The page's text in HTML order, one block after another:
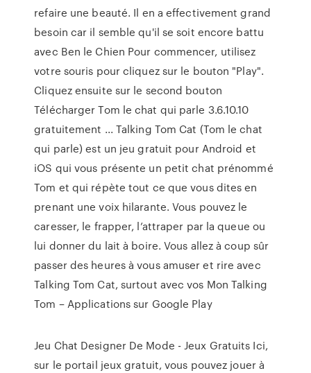
refaire une beauté. Il en a effectivement grand
besoin car il semble qu'il se soit encore battu
avec Ben le Chien Pour commencer, utilisez
votre souris pour cliquez sur le bouton "Play".
Cliquez ensuite sur le second bouton
Télécharger Tom le chat qui parle 3.6.10.10
gratuitement ... Talking Tom Cat (Tom le chat
qui parle) est un jeu gratuit pour Android et
iOS qui vous présente un petit chat prénommé
Tom et qui répète tout ce que vous dites en
prenant une voix hilarante. Vous pouvez le
caresser, le frapper, l’attraper par la queue ou
lui donner du lait à boire. Vous allez à coup sûr
passer des heures à vous amuser et rire avec
Talking Tom Cat, surtout avec vos Mon Talking
Tom – Applications sur Google Play
Jeu Chat Designer De Mode - Jeux Gratuits Ici,
sur le portail jeux gratuit, vous pouvez jouer à